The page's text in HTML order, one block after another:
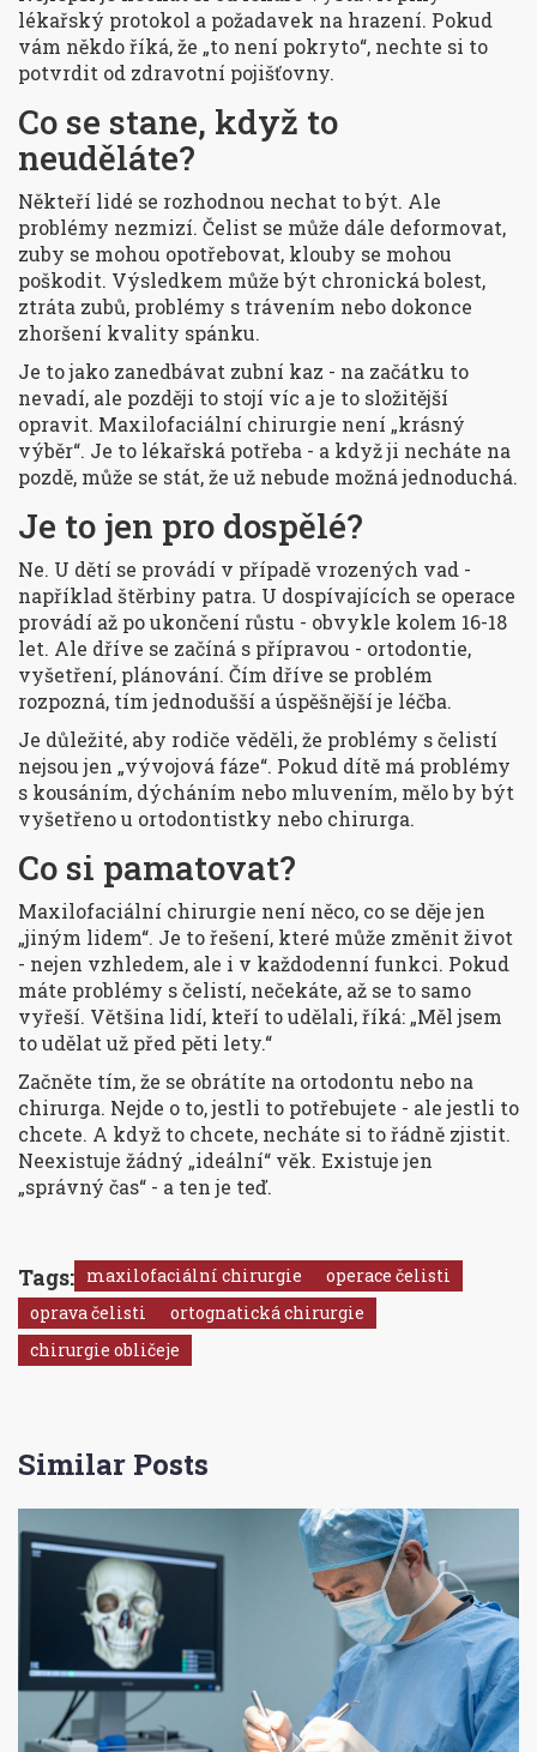
lékařský protokol a požadavek na hrazení. Pokud
vám někdo říká, že „to není pokryto“, nechte si to
potvrdit od zdravotní pojišťovny.
Co se stane, když to
neuděláte?
Někteří lidé se rozhodnou nechat to být. Ale
problémy nezmizí. Čelist se může dále deformovat,
zuby se mohou opotřebovat, klouby se mohou
poškodit. Výsledkem může být chronická bolest,
ztráta zubů, problémy s trávením nebo dokonce
zhoršení kvality spánku.
Je to jako zanedbávat zubní kaz - na začátku to
nevadí, ale později to stojí víc a je to složitější
opravit. Maxilofaciální chirurgie není „krásný
výběr“. Je to lékařská potřeba - a když ji necháte na
pozdě, může se stát, že už nebude možná jednoduchá.
Je to jen pro dospělé?
Ne. U dětí se provádí v případě vrozených vad -
například štěrbiny patra. U dospívajících se operace
provádí až po ukončení růstu - obvykle kolem 16-18
let. Ale dříve se začíná s přípravou - ortodontie,
vyšetření, plánování. Čím dříve se problém
rozpozná, tím jednodušší a úspěšnější je léčba.
Je důležité, aby rodiče věděli, že problémy s čelistí
nejsou jen „vývojová fáze“. Pokud dítě má problémy
s kousáním, dýcháním nebo mluvením, mělo by být
vyšetřeno u ortodontistky nebo chirurga.
Co si pamatovat?
Maxilofaciální chirurgie není něco, co se děje jen
„jiným lidem“. Je to řešení, které může změnit život
- nejen vzhledem, ale i v každodenní funkci. Pokud
máte problémy s čelistí, nečekáte, až se to samo
vyřeší. Většina lidí, kteří to udělali, říká: „Měl jsem
to udělat už před pěti lety.“
Začněte tím, že se obrátíte na ortodontu nebo na
chirurga. Nejde o to, jestli to potřebujete - ale jestli to
chcete. A když to chcete, necháte si to řádně zjistit.
Neexistuje žádný „ideální“ věk. Existuje jen
„správný čas“ - a ten je teď.
Tags: maxilofaciální chirurgie
operace čelisti
oprava čelisti
ortognatická chirurgie
chirurgie obličeje
Similar Posts